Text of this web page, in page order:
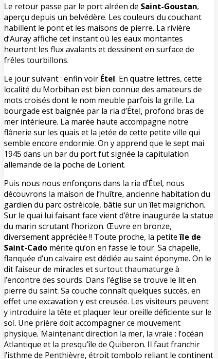
Le retour passe par le port alréen de Saint-Goustan,
aperçu depuis un belvédère. Les couleurs du couchant
habillent le pont et les maisons de pierre. La rivière
d’Auray affiche cet instant où les eaux montantes
heurtent les flux avalants et dessinent en surface de
frêles tourbillons.
Le jour suivant : enfin voir Étel. En quatre lettres, cette
localité du Morbihan est bien connue des amateurs de
mots croisés dont le nom meuble parfois la grille. La
bourgade est baignée par la ria d’Étel, profond bras de
mer intérieure. La marée haute accompagne notre
flânerie sur les quais et la jetée de cette petite ville qui
semble encore endormie. On y apprend que le sept mai
1945 dans un bar du port fut signée la capitulation
allemande de la poche de Lorient.
Puis nous nous enfonçons dans la ria d’Étel, nous
découvrons la maison de l’huître, ancienne habitation du
gardien du parc ostréicole, bâtie sur un îlet maigrichon.
Sur le quai lui faisant face vient d’être inaugurée la statue
du marin scrutant l’horizon. Œuvre en bronze,
diversement appréciée !! Toute proche, la petiteîle de
Saint-Cado mérite qu’on en fasse le tour. Sa chapelle,
flanquée d’un calvaire est dédiée au saint éponyme. On le
dit faiseur de miracles et surtout thaumaturge à
l’encontre des sourds. Dans l’église se trouve le lit en
pierre du saint. Sa couche connaît quelques succès, en
effet une excavation y est creusée. Les visiteurs peuvent
y introduire la tête et plaquer leur oreille déficiente sur le
sol. Une prière doit accompagner ce mouvement
physique. Maintenant direction la mer, la vraie : l’océan
Atlantique et la presqu’île de Quiberon. Il faut franchir
l’isthme de Penthièvre, étroit tombolo reliant le continent